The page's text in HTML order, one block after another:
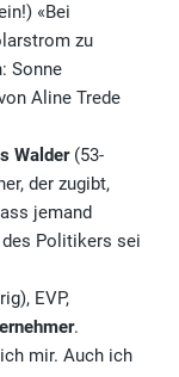
«Bei
zu
Sonne
Aline Trede
Walder (53-
der zugibt,
jemand
Politikers sei
EVP,
.
mir. Auch ich